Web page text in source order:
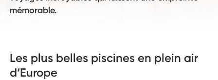
mémorable.
Les plus belles piscines en plein air
d‘Europe